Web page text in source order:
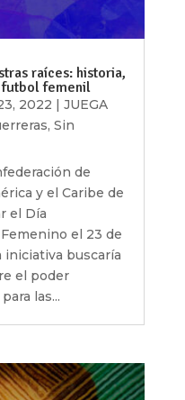
raíces: historia,
femenil
2022
JUEGA
, Sin
de
y el Caribe de
el Día
el 23 de
iniciativa buscaría
el poder
las...